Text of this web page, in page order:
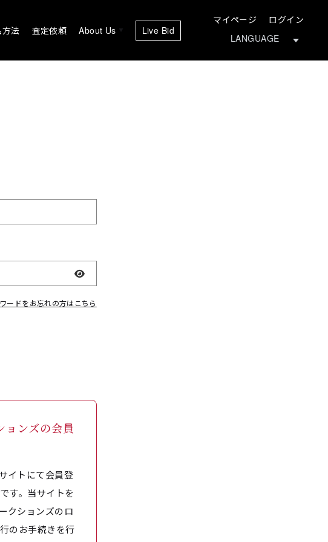
法 査定依頼 About Us Live Bid
マイページ ログイン
表示
ードをお忘れの方はこちら
ョンズの会員
イトにて会員登
す。当サイトを
クションズのロ
のお手続きを行